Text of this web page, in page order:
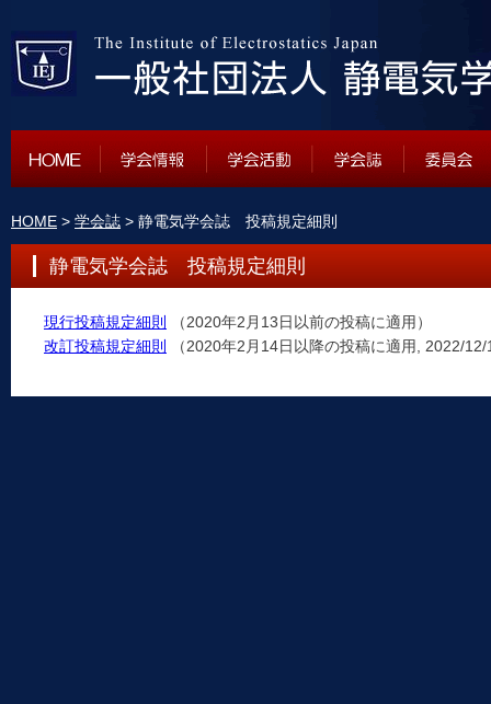
HOME > 学会誌 > 静電気学会誌 投稿規定細則
静電気学会誌 投稿規定細則
現行投稿規定細則
（2020年2月13日以前の投稿に適用）
改訂投稿規定細則
（2020年2月14日以降の投稿に適用, 2022/